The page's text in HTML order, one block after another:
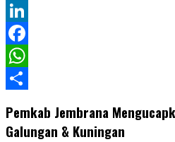
Twitter
LinkedIn
Facebook
WhatsApp
Pemkab Jembrana
Galungan & Kuningan